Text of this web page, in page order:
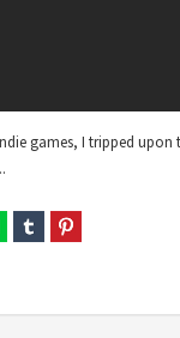
games, I tripped